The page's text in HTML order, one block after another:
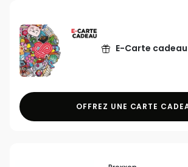
E-Carte cadeau
OFFREZ UNE CARTE